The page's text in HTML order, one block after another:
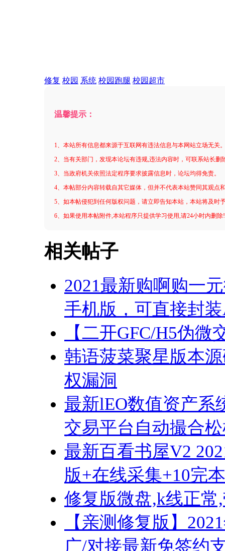
修复 校园 系统 校园跑腿 校园超市
温馨提示：
1、本站所有信息都来源于互联网有违法信息与本网站立场无关
2、当有关部门，发现本论坛有违规,违法内容时，可联系站长删
3、当政府机关依照法定程序要求披露信息时，论坛均得免责。
4、本帖部分内容转载自其它媒体，但并不代表本站赞同其观点
5、如本帖侵犯到任何版权问题，请立即告知本站，本站将及时
6、如果使用本帖附件,本站程序只提供学习使用,请24小时内删
相关帖子
2021最新购啊购一
手机版，可直接封
【二开GFC/H5伪
韩语菠菜聚星版本
权漏洞
最新lEO数值资产系
交易平台自动撮合
最新百看书屋V2
版+在线采集+10完
修复版微盘,k线正
【亲测修复版】
广/对接最新免签约